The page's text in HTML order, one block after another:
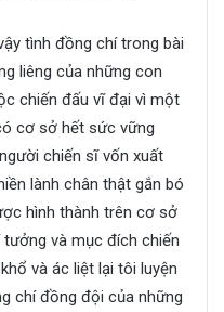
tình đồng chí trong bài
liêng của những con
chiến đấu vĩ đại vì một
cơ sở hết sức vững
chiến sĩ vốn xuất
lành chân thật gắn bó
hình thành trên cơ sở
và mục đích chiến
và ác liệt lại tôi luyện
chí đồng đội của những